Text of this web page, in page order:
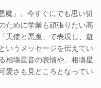
魔」。今すぐにでも思い切
ために学業も頑張りたい高
天使と悪魔」で表現し、遊
いうメッセージを伝えてい
相塲星音の表情や、相塲星
愛さも見どころとなってい